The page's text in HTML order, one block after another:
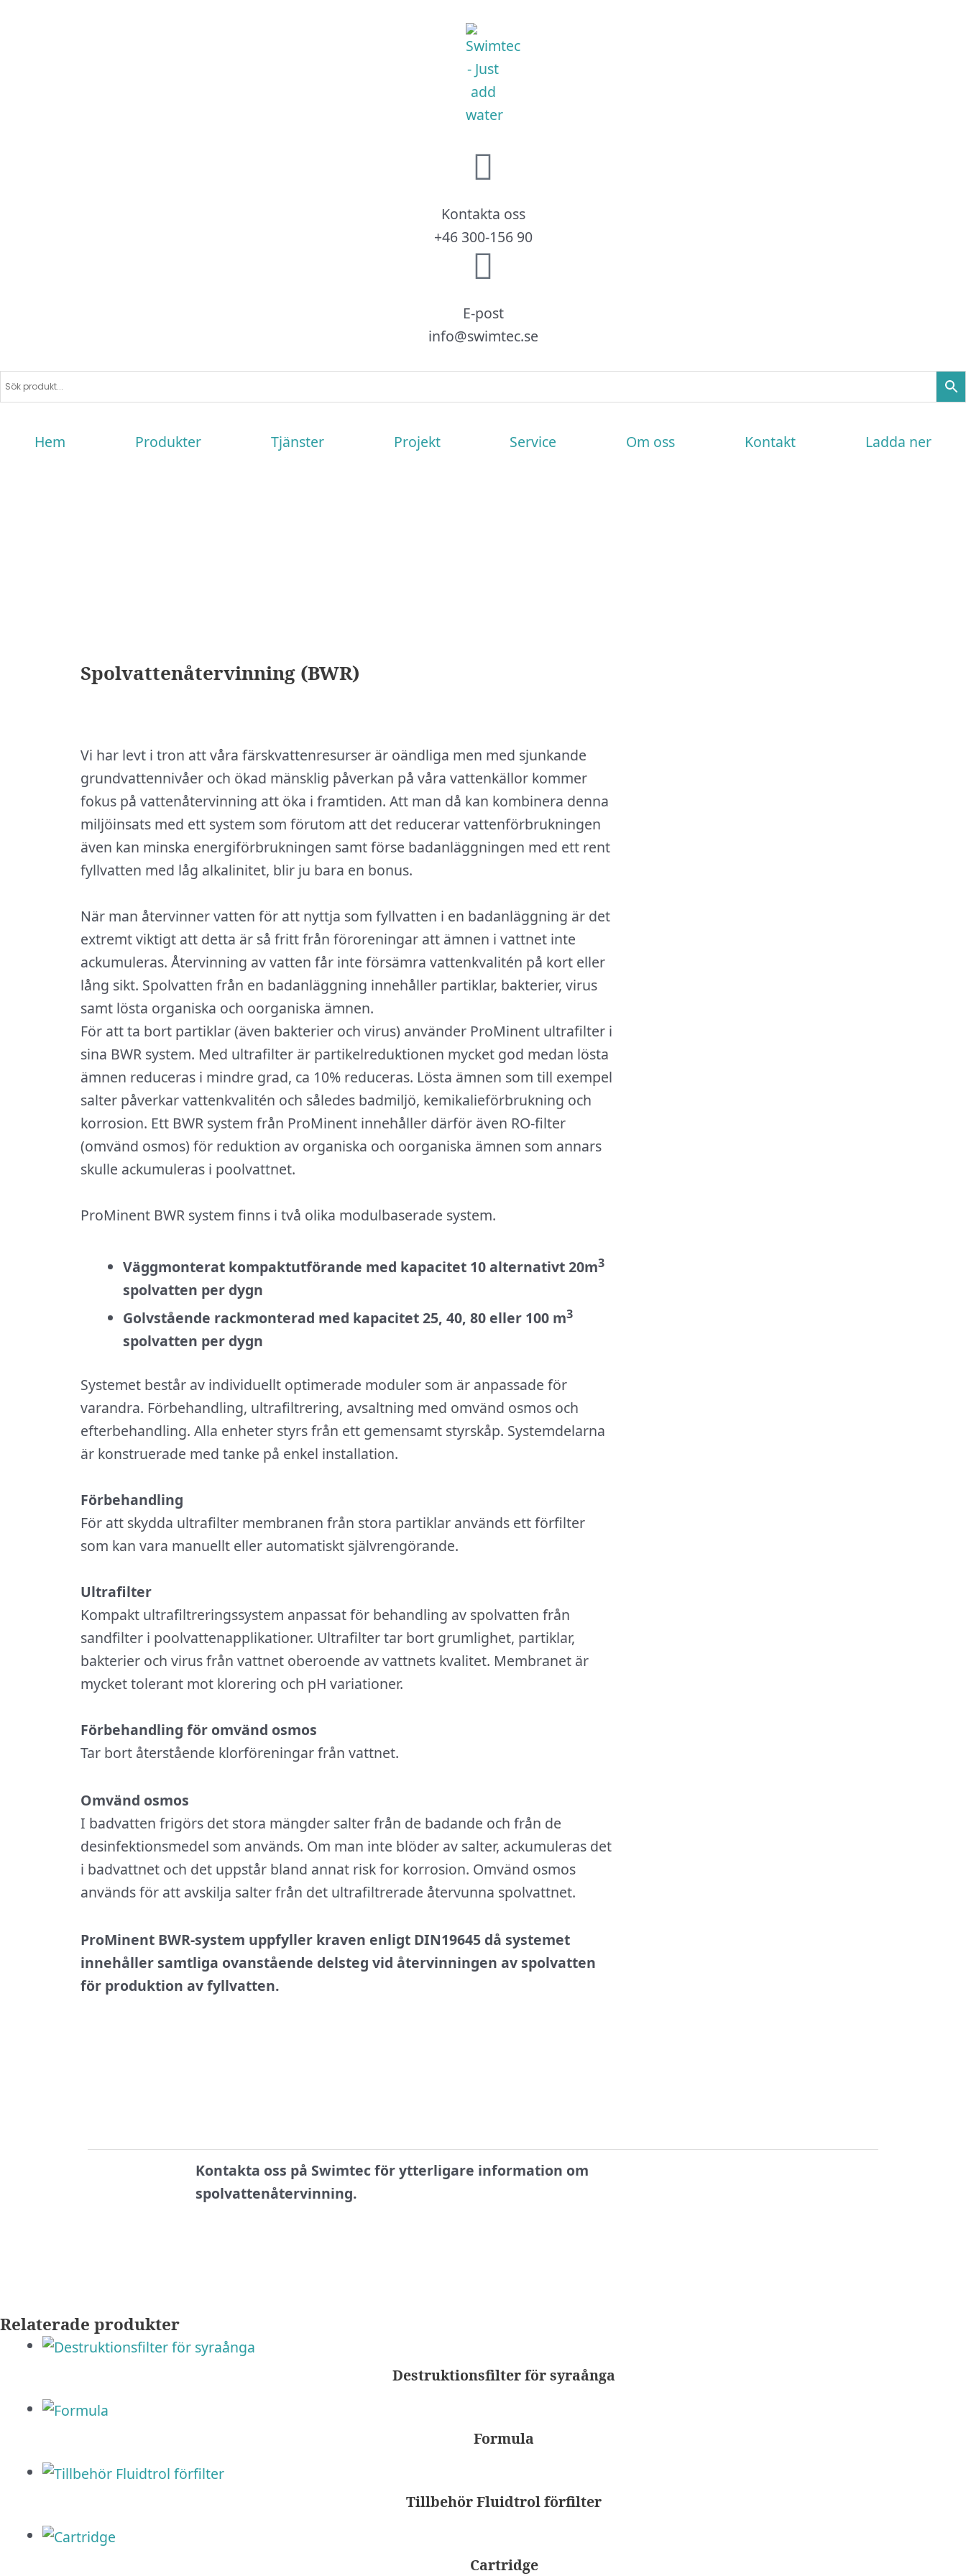
Kontakta oss
+46 300-156 90
E-post
info@swimtec.se
Hem Produkter Tjänster Projekt Service Om oss Kontakt Ladda ner
Spolvattenåtervinning (BWR)
Vi har levt i tron att våra färskvattenresurser är oändliga men med sjunkande
grundvattennivåer och ökad mänsklig påverkan på våra vattenkällor kommer
fokus på vattenåtervinning att öka i framtiden. Att man då kan kombinera denna
miljöinsats med ett system som förutom att det reducerar vattenförbrukningen
även kan minska energiförbrukningen samt förse badanläggningen med ett rent
fyllvatten med låg alkalinitet, blir ju bara en bonus.
När man återvinner vatten för att nyttja som fyllvatten i en badanläggning är det
extremt viktigt att detta är så fritt från föroreningar att ämnen i vattnet inte
ackumuleras. Återvinning av vatten får inte försämra vattenkvalitén på kort eller
lång sikt. Spolvatten från en badanläggning innehåller partiklar, bakterier, virus
samt lösta organiska och oorganiska ämnen.
För att ta bort partiklar (även bakterier och virus) använder ProMinent ultrafilter i
sina BWR system. Med ultrafilter är partikelreduktionen mycket god medan lösta
ämnen reduceras i mindre grad, ca 10% reduceras. Lösta ämnen som till exempel
salter påverkar vattenkvalitén och således badmiljö, kemikalieförbrukning och
korrosion. Ett BWR system från ProMinent innehåller därför även RO-filter
(omvänd osmos) för reduktion av organiska och oorganiska ämnen som annars
skulle ackumuleras i poolvattnet.
ProMinent BWR system finns i två olika modulbaserade system.
Väggmonterat kompaktutförande med kapacitet 10 alternativt 20m3
spolvatten per dygn
Golvstående rackmonterad med kapacitet 25, 40, 80 eller 100 m3
spolvatten per dygn
Systemet består av individuellt optimerade moduler som är anpassade för
varandra. Förbehandling, ultrafiltrering, avsaltning med omvänd osmos och
efterbehandling. Alla enheter styrs från ett gemensamt styrskåp. Systemdelarna
är konstruerade med tanke på enkel installation.
Förbehandling
För att skydda ultrafilter membranen från stora partiklar används ett förfilter
som kan vara manuellt eller automatiskt självrengörande.
Ultrafilter
Kompakt ultrafiltreringssystem anpassat för behandling av spolvatten från
sandfilter i poolvattenapplikationer. Ultrafilter tar bort grumlighet, partiklar,
bakterier och virus från vattnet oberoende av vattnets kvalitet. Membranet är
mycket tolerant mot klorering och pH variationer.
Förbehandling för omvänd osmos
Tar bort återstående klorföreningar från vattnet.
Omvänd osmos
I badvatten frigörs det stora mängder salter från de badande och från de
desinfektionsmedel som används. Om man inte blöder av salter, ackumuleras det
i badvattnet och det uppstår bland annat risk for korrosion. Omvänd osmos
används för att avskilja salter från det ultrafiltrerade återvunna spolvattnet.
ProMinent BWR-system uppfyller kraven enligt DIN19645 då systemet
innehåller samtliga ovanstående delsteg vid återvinningen av spolvatten
för produktion av fyllvatten.
Kontakta oss på Swimtec för ytterligare information om
spolvattenåtervinning.
Relaterade produkter
Destruktionsfilter för syraånga
Formula
Tillbehör Fluidtrol förfilter
Cartridge